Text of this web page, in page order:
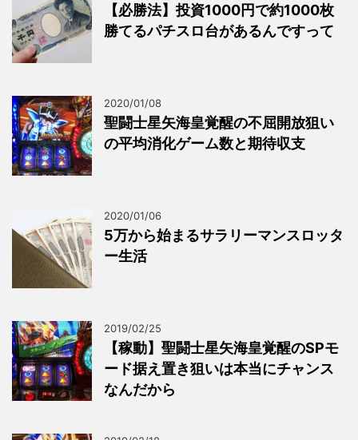
【必勝法】投資1000円で約1000枚
勝てるパチスロ台があるんですって
2020/01/08
聖闘士星矢海皇覚醒の不屈開放狙い
の平均消化ゲーム数と期待収支
2020/01/06
5万から始まるサラリーマンスロッタ
ー生活
2019/02/25
【稼動】聖闘士星矢海皇覚醒のSPモ
ード据え置き狙いは本当にチャンス
なんだから